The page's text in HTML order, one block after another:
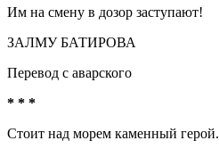
Им на смену в дозор заступают!
ЗАЛМУ БАТИРОВА
Перевод с аварского
* * *
Стоит над морем каменный герой.